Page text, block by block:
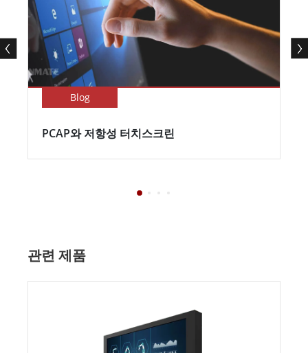
Blog
PCAP와 저항성 터치스크린
관련 제품